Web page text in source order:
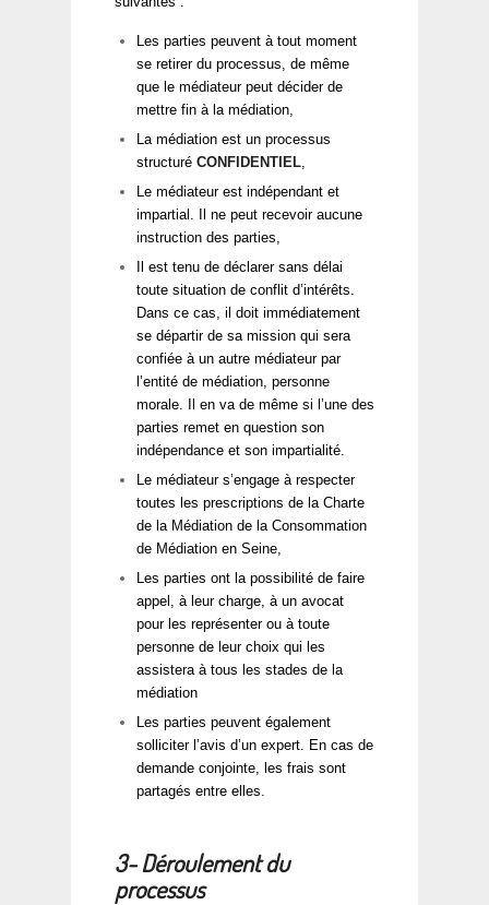
Les parties peuvent à tout moment
se retirer du processus, de même
que le médiateur peut décider de
mettre fin à la médiation,
La médiation est un processus
structuré CONFIDENTIEL
Le médiateur est indépendant et
impartial. Il ne peut recevoir aucune
instruction des parties,
Il est tenu de déclarer sans délai
toute situation de conflit d’intérêts.
Dans ce cas, il doit immédiatement
se départir de sa mission qui sera
confiée à un autre médiateur par
l’entité de médiation, personne
morale. Il en va de même si l’une des
parties remet en question son
indépendance et son impartialité.
Le médiateur s’engage à respecter
toutes les prescriptions de la Charte
de la Médiation de la Consommation
de Médiation en Seine,
Les parties ont la possibilité de faire
appel, à leur charge, à un avocat
pour les représenter ou à toute
personne de leur choix qui les
assistera à tous les stades de la
médiation
Les parties peuvent également
solliciter l’avis d’un expert. En cas de
demande conjointe, les frais sont
partagés entre elles.
3- Déroulement du
processus